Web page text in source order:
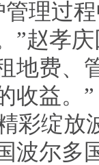
理过
”赵孝
地费、
收益。”
彩绽放
波尔多